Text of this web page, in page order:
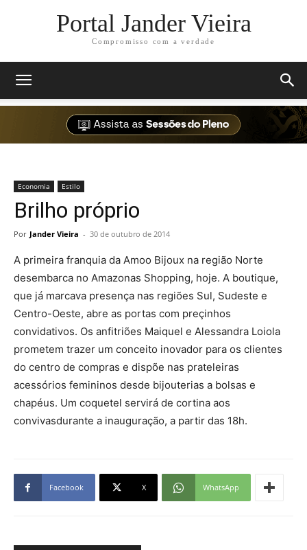
Portal Jander Vieira
Compromisso com a verdade
Economia Estilo
Brilho próprio
Por Jander Vieira - 30 de outubro de 2014
A primeira franquia da Amoo Bijoux na região Norte
desembarca no Amazonas Shopping, hoje. A boutique,
que já marcava presença nas regiões Sul, Sudeste e
Centro-Oeste, abre as portas com preçinhos
convidativos. Os anfitriões Maiquel e Alessandra Loiola
prometem trazer um conceito inovador para os clientes
do centro de compras e dispõe nas prateleiras
acessórios femininos desde bijouterias a bolsas e
chapéus. Um coquetel servirá de cortina aos
convivasdurante a inauguração, a partir das 18h.
Facebook X WhatsApp